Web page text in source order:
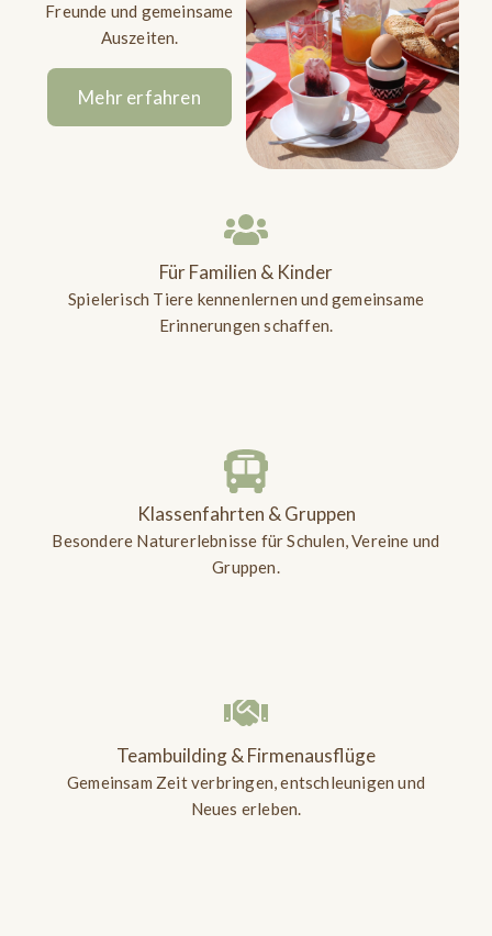
Freunde und gemeinsame
Auszeiten.
Mehr erfahren
Für Familien & Kinder
Spielerisch Tiere kennenlernen und gemeinsame
Erinnerungen schaffen.
Klassenfahrten & Gruppen
Besondere Naturerlebnisse für Schulen, Vereine und
Gruppen.
Teambuilding & Firmenausflüge
Gemeinsam Zeit verbringen, entschleunigen und
Neues erleben.